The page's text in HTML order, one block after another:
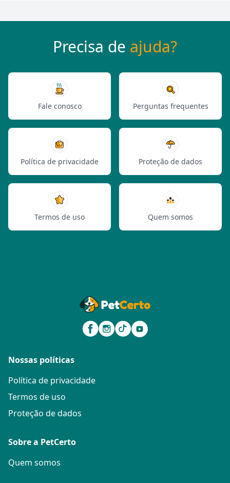
Precisa de ajuda?
Fale conosco Perguntas frequentes
Política de privacidade Proteção de dados
Termos de uso Quem somos
Nossas políticas
Política de privacidade
Termos de uso
Proteção de dados
Sobre a PetCerto
Quem somos